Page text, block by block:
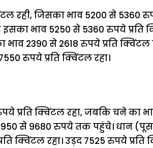
रही, जिसका भाव 5200 से 5360
भाव 5250 से 5360 रुपये प्रति
2390 से 2618 रुपये प्रति
रुपये प्रति क्विंटल रहा।
प्रति क्विंटल रहा, जबकि चने का
से 9680 रुपये तक पहुंचे। धान
क्विंटल रहा। उड़द 7525 रुपये प्रति